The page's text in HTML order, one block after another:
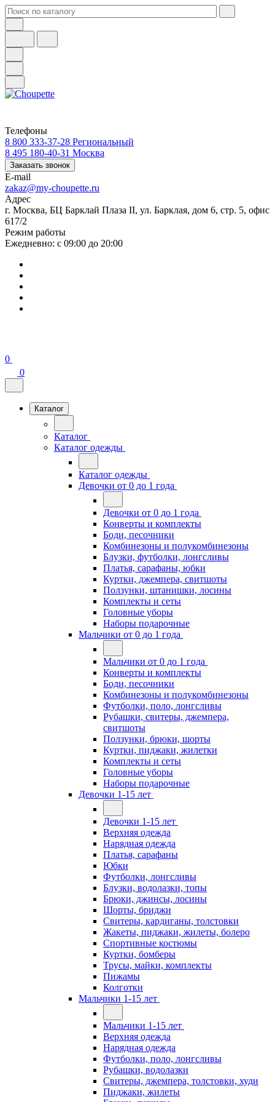
Телефоны
8 800 333-37-28 Региональный
8 495 180-40-31 Москва
Заказать звонок
E-mail
zakaz@my-choupette.ru
Адрес
г. Москва, БЦ Барклай Плаза II, ул. Барклая, дом 6, стр. 5, офис
617/2
Режим работы
Ежедневно: с 09:00 до 20:00
0
0
Каталог
Каталог
Каталог одежды
Каталог одежды
Девочки от 0 до 1 года
Девочки от 0 до 1 года
Конверты и комплекты
Боди, песочники
Комбинезоны и полукомбинезоны
Блузки, футболки, лонгсливы
Платья, сарафаны, юбки
Куртки, джемпера, свитшоты
Ползунки, штанишки, лосины
Комплекты и сеты
Головные уборы
Наборы подарочные
Мальчики от 0 до 1 года
Мальчики от 0 до 1 года
Конверты и комплекты
Боди, песочники
Комбинезоны и полукомбинезоны
Футболки, поло, лонгсливы
Рубашки, свитеры, джемпера,
свитшоты
Ползунки, брюки, шорты
Куртки, пиджаки, жилетки
Комплекты и сеты
Головные уборы
Наборы подарочные
Девочки 1-15 лет
Девочки 1-15 лет
Верхняя одежда
Нарядная одежда
Платья, сарафаны
Юбки
Футболки, лонгсливы
Блузки, водолазки, топы
Брюки, джинсы, лосины
Шорты, бриджи
Свитеры, кардиганы, толстовки
Жакеты, пиджаки, жилеты, болеро
Спортивные костюмы
Куртки, бомберы
Трусы, майки, комплекты
Пижамы
Колготки
Мальчики 1-15 лет
Мальчики 1-15 лет
Верхняя одежда
Нарядная одежда
Футболки, поло, лонгсливы
Рубашки, водолазки
Свитеры, джемпера, толстовки, худи
Пиджаки, жилеты